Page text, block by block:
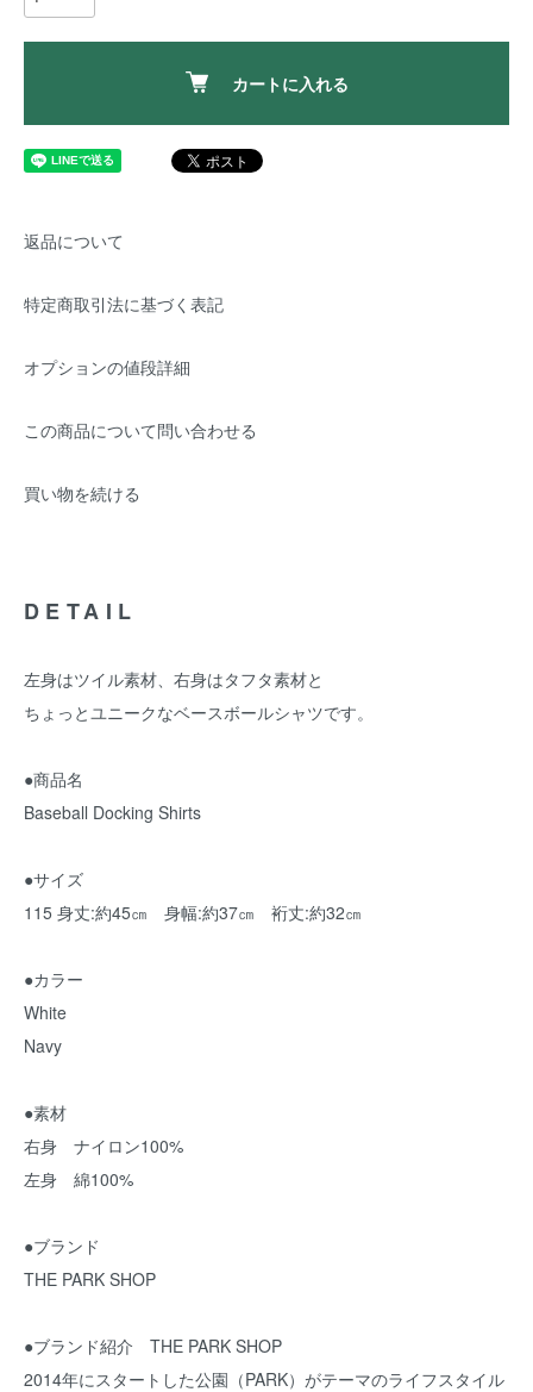
カートに入れる
返品について
特定商取引法に基づく表記
オプションの値段詳細
この商品について問い合わせる
買い物を続ける
DETAIL
左身はツイル素材、右身はタフタ素材と
ちょっとユニークなベースボールシャツです。
●商品名
Baseball Docking Shirts
●サイズ
115 身丈:約45㎝ 身幅:約37㎝ 裄丈:約32㎝
●カラー
White
Navy
●素材
右身 ナイロン100%
左身 綿100%
●ブランド
THE PARK SHOP
●ブランド紹介 THE PARK SHOP
2014年にスタートした公園（PARK）がテーマのライフスタイル